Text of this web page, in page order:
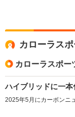
カローラス
カローラスポー
ハイブリッドに一